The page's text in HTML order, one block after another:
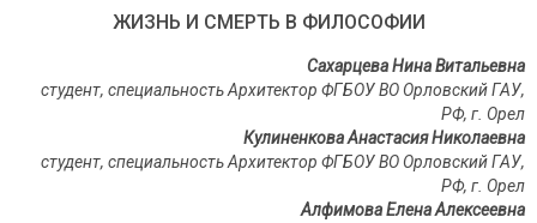
ЖИЗНЬ И СМЕРТЬ В ФИЛОСОФИИ
Сахарцева Нина Витальевна
студент, специальность Архитектор ФГБОУ ВО Орловский ГАУ,
РФ, г. Орел
Кулиненкова Анастасия Николаевна
студент, специальность Архитектор ФГБОУ ВО Орловский ГАУ,
РФ, г. Орел
Алфимова Елена Алексеевна